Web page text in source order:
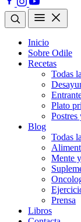
Inicio
Sobre Odile
Recetas
Todas
Plato
Postres
Blog
Todas
Mente
Prensa
Libros